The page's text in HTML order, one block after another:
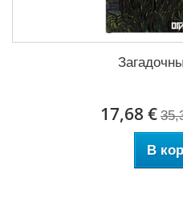
17,68 €
В